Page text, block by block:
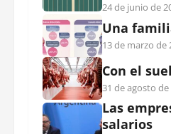
24 de junio de
Una
13 de marzo de
Con el
31 de agosto de
Las
salarios